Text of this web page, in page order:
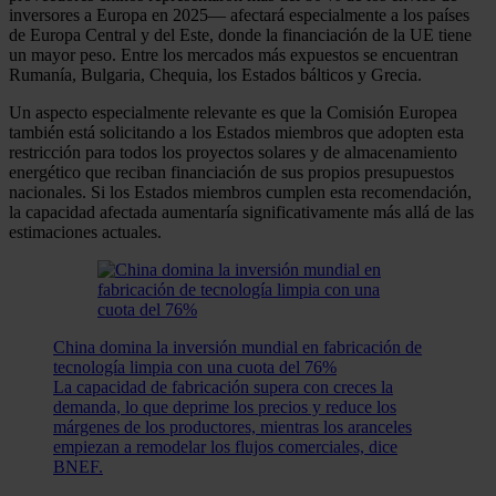
inversores a Europa en 2025— afectará especialmente a los países
de Europa Central y del Este, donde la financiación de la UE tiene
un mayor peso. Entre los mercados más expuestos se encuentran
Rumanía, Bulgaria, Chequia, los Estados bálticos y Grecia.
Un aspecto especialmente relevante es que la Comisión Europea
también está solicitando a los Estados miembros que adopten esta
restricción para todos los proyectos solares y de almacenamiento
energético que reciban financiación de sus propios presupuestos
nacionales. Si los Estados miembros cumplen esta recomendación,
la capacidad afectada aumentaría significativamente más allá de las
estimaciones actuales.
China domina la inversión mundial en fabricación de
tecnología limpia con una cuota del 76%
La capacidad de fabricación supera con creces la
demanda, lo que deprime los precios y reduce los
márgenes de los productores, mientras los aranceles
empiezan a remodelar los flujos comerciales, dice
BNEF.